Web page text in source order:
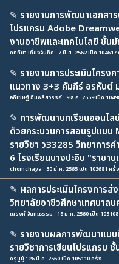
✎ รายงานการพัฒนาเอกสาร
โปรแกรม Adobe
งานอาชีพและเทคโนโลยี ชั้น
ภัททิยา เที่ยงจันทึก : 7 มิ.ย. 2562 เปิด 104617
✎ รายงานการประเมินโคร
แนวทาง 3+3 คัมภีร์ อรหันต์
อภิเชษฐ์ ฉิมพลีสวรรค์ : 9 ธ.ค. 2559 เปิด
✎ การพัฒนาบทเรียนออนไ
ด้วยกระบวนการสอนรูปแบบ
รายวิชา ว33285 วิทยาการ
6 โรงเรียนบางปะอิน "ราชานุ
chomchaya : 30 มี.ค. 2565 เปิด 103681 ครั้ง
✎ ผลการประเมินโครงการ
วิทยาลัยอาชีวศึกษาเทศบาล
ณรงค์ จันทะธรรม : 18 ม.ค. 2560 เปิด
✎ รายงานผลการพัฒนาแบบ
รายวิชาการเขียนโปรแกรม
ครูบูบู้ : 26 มี.ค. 2560 เปิด 105110 ครั้ง